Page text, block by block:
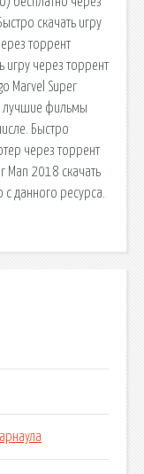
скачать игру
торрент
игру через торрент
Marvel Super
лучшие фильмы
Быстро
через торрент
Man 2018 скачать
данного ресурса.